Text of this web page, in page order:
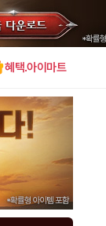
혜택.아이마트